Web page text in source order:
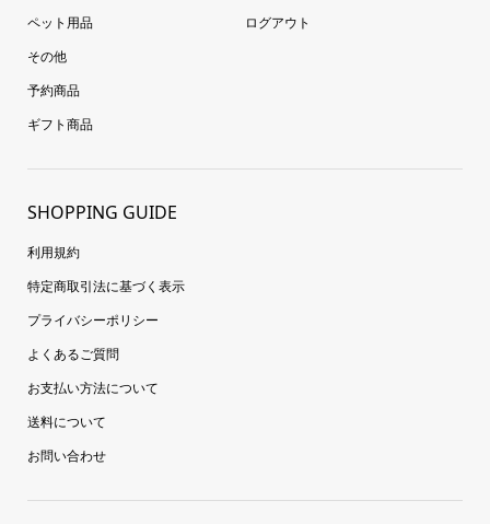
ペット用品
その他
予約商品
ギフト商品
ログアウト
SHOPPING GUIDE
利用規約
特定商取引法に基づく表示
プライバシーポリシー
よくあるご質問
お支払い方法について
送料について
お問い合わせ